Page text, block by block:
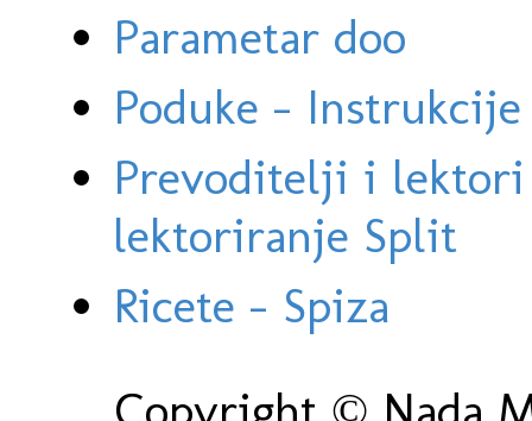
Parametar doo
Poduke -
Prevoditelji i
lektoriranje Split
Ricete - Spiza